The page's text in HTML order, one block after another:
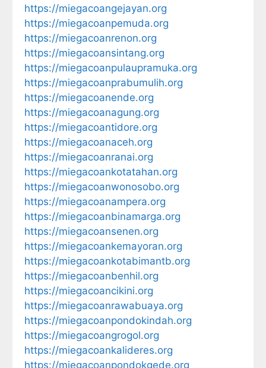
https://miegacoangejayan.org
https://miegacoanpemuda.org
https://miegacoanrenon.org
https://miegacoansintang.org
https://miegacoanpulaupramuka.org
https://miegacoanprabumulih.org
https://miegacoanende.org
https://miegacoanagung.org
https://miegacoantidore.org
https://miegacoanaceh.org
https://miegacoanranai.org
https://miegacoankotatahan.org
https://miegacoanwonosobo.org
https://miegacoanampera.org
https://miegacoanbinamarga.org
https://miegacoansenen.org
https://miegacoankemayoran.org
https://miegacoankotabimantb.org
https://miegacoanbenhil.org
https://miegacoancikini.org
https://miegacoanrawabuaya.org
https://miegacoanpondokindah.org
https://miegacoangrogol.org
https://miegacoankalideres.org
https://miegacoanpondokgede.org